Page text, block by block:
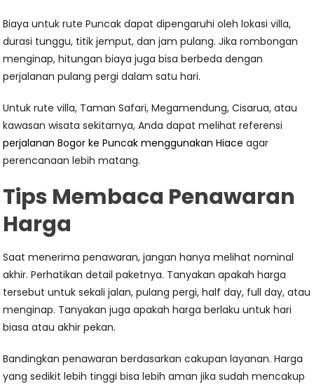
Biaya untuk rute Puncak dapat dipengaruhi oleh lokasi villa,
durasi tunggu, titik jemput, dan jam pulang. Jika rombongan
menginap, hitungan biaya juga bisa berbeda dengan
perjalanan pulang pergi dalam satu hari.
Untuk rute villa, Taman Safari, Megamendung, Cisarua, atau
kawasan wisata sekitarnya, Anda dapat melihat referensi
perjalanan Bogor ke Puncak menggunakan Hiace agar
perencanaan lebih matang.
Tips Membaca Penawaran
Harga
Saat menerima penawaran, jangan hanya melihat nominal
akhir. Perhatikan detail paketnya. Tanyakan apakah harga
tersebut untuk sekali jalan, pulang pergi, half day, full day, atau
menginap. Tanyakan juga apakah harga berlaku untuk hari
biasa atau akhir pekan.
Bandingkan penawaran berdasarkan cakupan layanan. Harga
yang sedikit lebih tinggi bisa lebih aman jika sudah mencakup